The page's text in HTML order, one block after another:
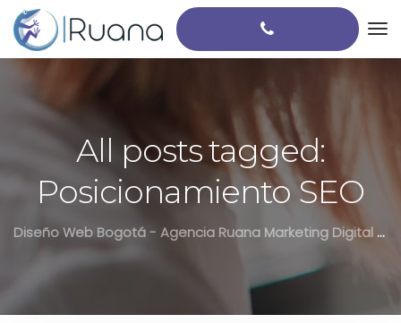
All posts tagged:
Posicionamiento SEO
Diseño Web Bogotá - Agencia Ruana Marketing Digital Colombia